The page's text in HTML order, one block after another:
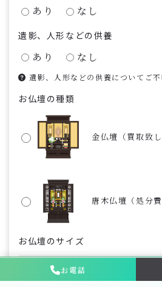
あり なし
遺影、人形などの供養
あり なし
遺影、人形などの供養についてご
お仏壇の種類
金仏壇（買取致し
唐木仏壇（処分
お仏壇のサイズ
お問い合わせ・ 相談
お電話